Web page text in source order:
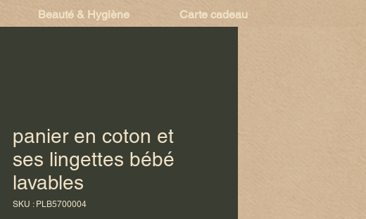
Beauté & Hygiène Carte cadeau
panier en coton et
ses lingettes bébé
lavables
SKU : PLB5700004